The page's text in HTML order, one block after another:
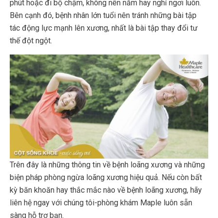
phút hoặc đi bộ chậm, không nên nằm hay nghỉ ngơi luôn.
Bên cạnh đó, bệnh nhân lớn tuổi nên tránh những bài tập
tác động lực mạnh lên xương, nhất là bài tập thay đổi tư
thế đột ngột.
Trên đây là những thông tin về bệnh loãng xương và những
biện pháp phòng ngừa loãng xương hiệu quả. Nếu còn bất
kỳ băn khoăn hay thắc mắc nào về bệnh loãng xương, hãy
liên hệ ngay với chúng tôi-phòng khám Maple luôn sẵn
sàng hỗ trợ bạn.